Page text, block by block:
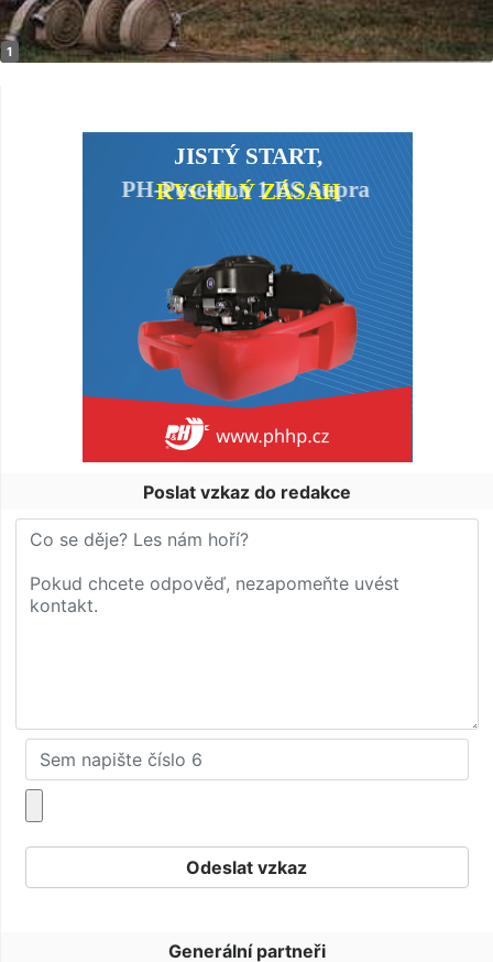
Poslat vzkaz do redakce
Generální partneři